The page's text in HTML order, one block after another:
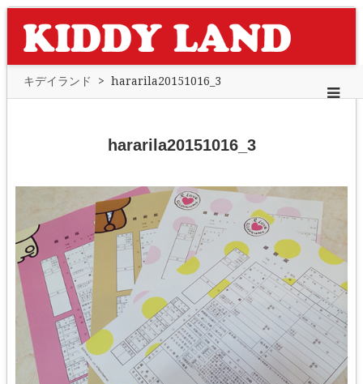
キデイランド > hararila20151016_3
hararila20151016_3